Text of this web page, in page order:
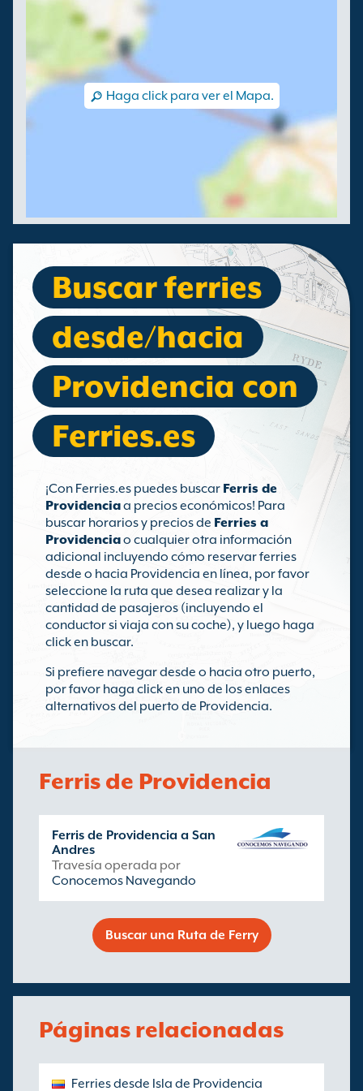
Haga click para ver el Mapa.
Buscar ferries
desde/hacia
Providencia con
Ferries.es
¡Con Ferries.es puedes buscar Ferris de
Providenciaa precios económicos! Para
buscar horarios y precios de Ferries a
Providenciao cualquier otra información
adicional incluyendo cómo reservar ferries
desde o hacia Providencia en línea, por favor
seleccione la ruta que desea realizar y la
cantidad de pasajeros (incluyendo el
conductor si viaja con su coche), y luego haga
click en buscar.
Si prefiere navegar desde o hacia otro puerto,
por favor haga click en uno de los enlaces
alternativos del puerto de Providencia.
Ferris de Providencia
Ferris de Providencia a San
Andres
Travesía operada por
Conocemos Navegando
Buscar una Ruta de Ferry
Páginas relacionadas
Ferries desde Isla de Providencia